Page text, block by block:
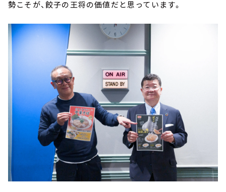
勢こそが、餃子の王将の価値だと思っています。